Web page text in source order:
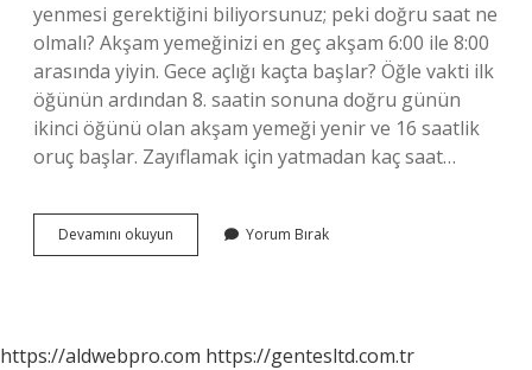
yenmesi gerektiğini biliyorsunuz; peki doğru saat ne
olmalı? Akşam yemeğinizi en geç akşam 6:00 ile 8:00
arasında yiyin. Gece açlığı kaçta başlar? Öğle vakti ilk
öğünün ardından 8. saatin sonuna doğru günün
ikinci öğünü olan akşam yemeği yenir ve 16 saatlik
oruç başlar. Zayıflamak için yatmadan kaç saat…
Devamını okuyun Yatmadan
Kaç
Yorum Bırak
https://aldwebpro.com https://gentesltd.com.tr